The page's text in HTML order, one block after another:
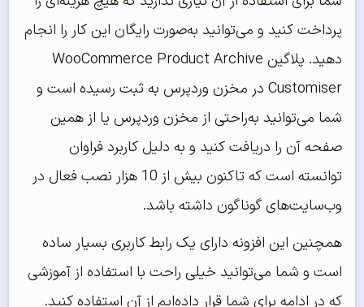
پرداخت کنید و می‌توانید به‌صورت رایگان این کار را انجام
دهید. پلاگین WooCommerce Product Archive
Customiser در مخزن وردپرس به ثبت رسیده است و
شما می‌توانید به‌راحتی از مخزن وردپرس یا از همین
صفحه آن را دریافت کنید و به دلیل کاربرد فراوان
توانسته است که تاکنون بیش از 10 هزار نصب فعال در
وب‌سایت‌های گوناگون داشته باشد.
همچنین این افزونه دارای یک رابط کاربری بسیار ساده
است و شما می‌توانید خیلی راحت با استفاده از آموزشی
که در ادامه برای شما قرار داده‌ایم از آن استفاده کنید.